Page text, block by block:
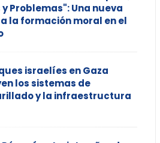
Problemas": Una nueva
la formación moral en el
israelíes en Gaza
los sistemas de
y la infraestructura